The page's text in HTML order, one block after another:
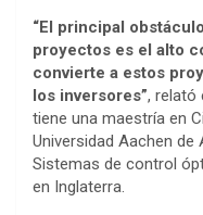
“El principal
proyectos es el alto
convierte a estos
los inversores”, relató
tiene una maestría en
Universidad Aachen
Sistemas de control
en Inglaterra.